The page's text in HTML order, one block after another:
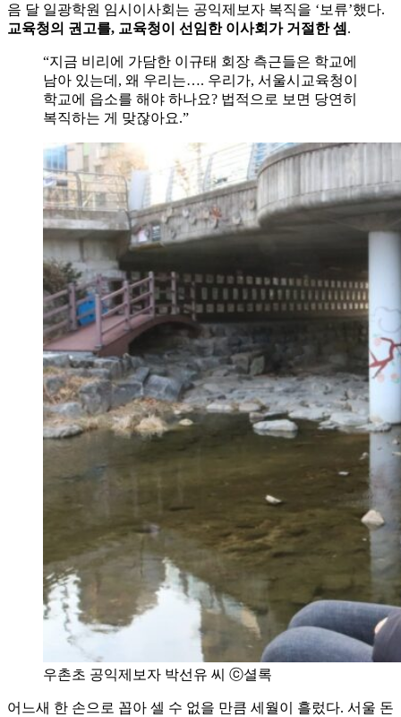
음 달 일광학원 임시이사회는 공익제보자 복직을 ‘보류’했다.
교육청의 권고를, 교육청이 선임한 이사회가 거절한 셈 .
“지금 비리에 가담한 이규태 회장 측근들은 학교에
남아 있는데, 왜 우리는…. 우리가, 서울시교육청이
학교에 읍소를 해야 하나요? 법적으로 보면 당연히
복직하는 게 맞잖아요.”
우촌초 공익제보자 박선유 씨 ⓒ셜록
어느새 한 손으로 꼽아 셀 수 없을 만큼 세월이 흘렀다. 서울 돈